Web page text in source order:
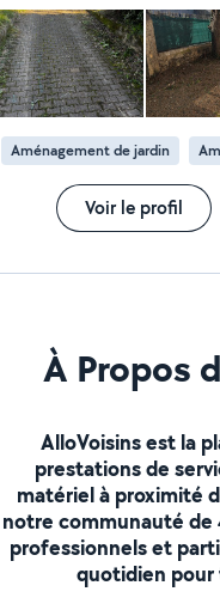
Aménagement de jardin
Voir le profil
À Propos
AlloVoisins est la
prestations de
matériel à proximité
notre communauté de
professionnels et
quotidien pour